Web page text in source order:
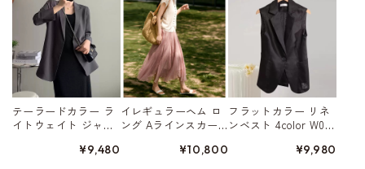
テーラードカラー ラ
イトウェイト ジャ
¥9,480
イレギュラーヘム ロ
ング Aラインスカー
¥10,800
フラットカラー リネ
ンベスト 4color W015
¥9,980